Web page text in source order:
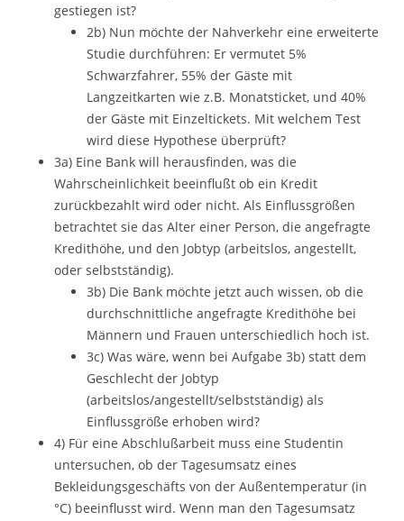
gestiegen ist?
2b) Nun möchte der Nahverkehr eine erweiterte
Studie durchführen: Er vermutet 5%
Schwarzfahrer, 55% der Gäste mit
Langzeitkarten wie z.B. Monatsticket, und 40%
der Gäste mit Einzeltickets. Mit welchem Test
wird diese Hypothese überprüft?
3a) Eine Bank will herausfinden, was die
Wahrscheinlichkeit beeinflußt ob ein Kredit
zurückbezahlt wird oder nicht. Als Einflussgrößen
betrachtet sie das Alter einer Person, die angefragte
Kredithöhe, und den Jobtyp (arbeitslos, angestellt,
oder selbstständig).
3b) Die Bank möchte jetzt auch wissen, ob die
durchschnittliche angefragte Kredithöhe bei
Männern und Frauen unterschiedlich hoch ist.
3c) Was wäre, wenn bei Aufgabe 3b) statt dem
Geschlecht der Jobtyp
(arbeitslos/angestellt/selbstständig) als
Einflussgröße erhoben wird?
4) Für eine Abschlußarbeit muss eine Studentin
untersuchen, ob der Tagesumsatz eines
Bekleidungsgeschäfts von der Außentemperatur (in
°C) beeinflusst wird. Wenn man den Tagesumsatz